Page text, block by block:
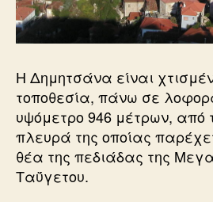
Η Δημητσάνα είναι
τοποθεσία, πάνω σε
υψόμετρο 946 μέτρων, από
πλευρά της οποίας
θέα της πεδιάδας της
Ταΰγετου.